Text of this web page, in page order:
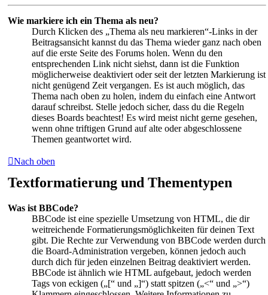
Wie markiere ich ein Thema als neu?
Durch Klicken des „Thema als neu markieren“-Links in der
Beitragsansicht kannst du das Thema wieder ganz nach oben
auf die erste Seite des Forums holen. Wenn du den
entsprechenden Link nicht siehst, dann ist die Funktion
möglicherweise deaktiviert oder seit der letzten Markierung ist
nicht genügend Zeit vergangen. Es ist auch möglich, das
Thema nach oben zu holen, indem du einfach eine Antwort
darauf schreibst. Stelle jedoch sicher, dass du die Regeln
dieses Boards beachtest! Es wird meist nicht gerne gesehen,
wenn ohne triftigen Grund auf alte oder abgeschlossene
Themen geantwortet wird.
Nach oben
Textformatierung und Thementypen
Was ist BBCode?
BBCode ist eine spezielle Umsetzung von HTML, die dir
weitreichende Formatierungsmöglichkeiten für deinen Text
gibt. Die Rechte zur Verwendung von BBCode werden durch
die Board-Administration vergeben, können jedoch auch
durch dich für jeden einzelnen Beitrag deaktiviert werden.
BBCode ist ähnlich wie HTML aufgebaut, jedoch werden
Tags von eckigen („[“ und „]“) statt spitzen („<“ und „>“)